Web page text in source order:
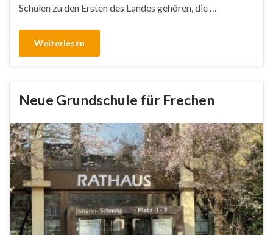
Schulen zu den Ersten des Landes gehören, die …
Weiterlesen
Neue Grundschule für Frechen